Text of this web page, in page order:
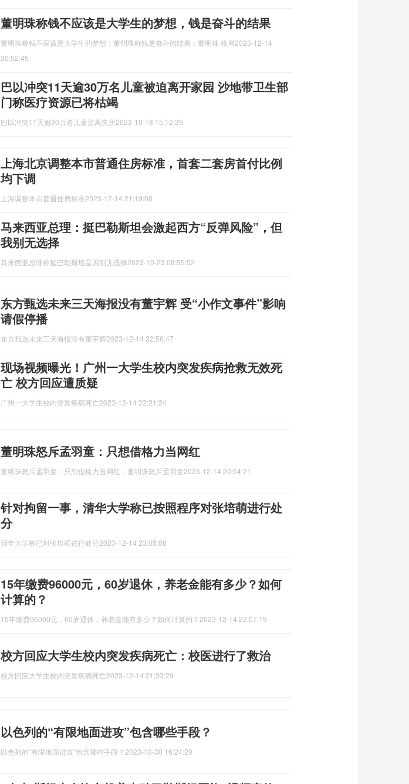
董明珠称钱不应该是大学生的梦想，钱是奋斗的结果
董明珠称钱不应该是大学生的梦想；董明珠称钱是奋斗的结果；董明珠 格局2023-12-14
20:52:45
巴以冲突11天逾30万名儿童被迫离开家园 沙地带卫生部
门称医疗资源已将枯竭
巴以冲突11天逾30万名儿童流离失所2023-10-18 15:12:39
上海北京调整本市普通住房标准，首套二套房首付比例
均下调
上海调整本市普通住房标准2023-12-14 21:19:08
马来西亚总理：挺巴勒斯坦会激起西方“反弹风险”，但
我别无选择
马来西亚总理称挺巴勒斯坦是因别无选择2023-10-23 08:55:52
东方甄选未来三天海报没有董宇辉 受“小作文事件”影响
请假停播
东方甄选未来三天海报没有董宇辉2023-12-14 22:56:47
现场视频曝光！广州一大学生校内突发疾病抢救无效死
亡 校方回应遭质疑
广州一大学生校内突发疾病死亡2023-12-14 22:21:24
董明珠怒斥孟羽童：只想借格力当网红
董明珠怒斥孟羽童：只想借格力当网红；董明珠怒斥孟羽童2023-12-14 20:54:21
针对拘留一事，清华大学称已按照程序对张培萌进行处
分
清华大学称已对张培萌进行处分2023-12-14 23:05:08
15年缴费96000元，60岁退休，养老金能有多少？如何
计算的？
15年缴费96000元，60岁退休，养老金能有多少？如何计算的？ 2023-12-14 22:07:19
校方回应大学生校内突发疾病死亡：校医进行了救治
校方回应大学生校内突发疾病死亡2023-12-14 21:33:29
以色列的“有限地面进攻”包含哪些手段？
以色列的“有限地面进攻”包含哪些手段？ 2023-10-30 16:24:20